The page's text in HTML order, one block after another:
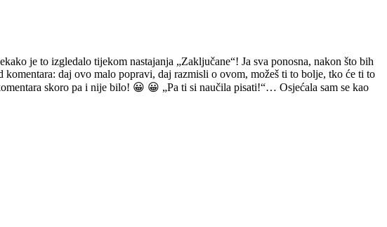
je to izgledalo tijekom nastajanja „Zaključane“! Ja sva ponosna, nakon što bih
daj ovo malo popravi, daj razmisli o ovom, možeš ti to bolje, tko će ti to
skoro pa i nije bilo! 😀 😀 „Pa ti si naučila pisati!“… Osjećala sam se kao